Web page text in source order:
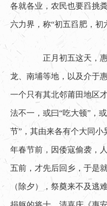
各就各业，农民也要舀挑
六力界，称“初五舀肥，初
正月初五这天，惠
龙、南埔等地，以及介于
一个只有其北邻莆田地区
法不一，或曰“吃大顿”，
节”，其由来各有个大同
年春节前，因倭寇偷袭，
五前，才先后回乡，于是
（除夕），祭奠来不及逃